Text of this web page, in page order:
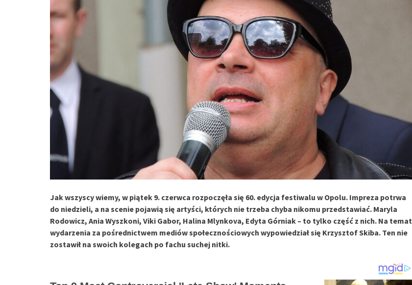
Jak wszyscy wiemy, w piątek 9. czerwca rozpoczęła się 60. edycja festiwalu w Opolu. Impreza potrwa
do niedzieli, a na scenie pojawią się artyści, których nie trzeba chyba nikomu przedstawiać. Maryla
Rodowicz, Ania Wyszkoni, Viki Gabor, Halina Mlynkova, Edyta Górniak – to tylko część z nich. Na temat
wydarzenia za pośrednictwem mediów społecznościowych wypowiedział się Krzysztof Skiba. Ten nie
zostawił na swoich kolegach po fachu suchej nitki.